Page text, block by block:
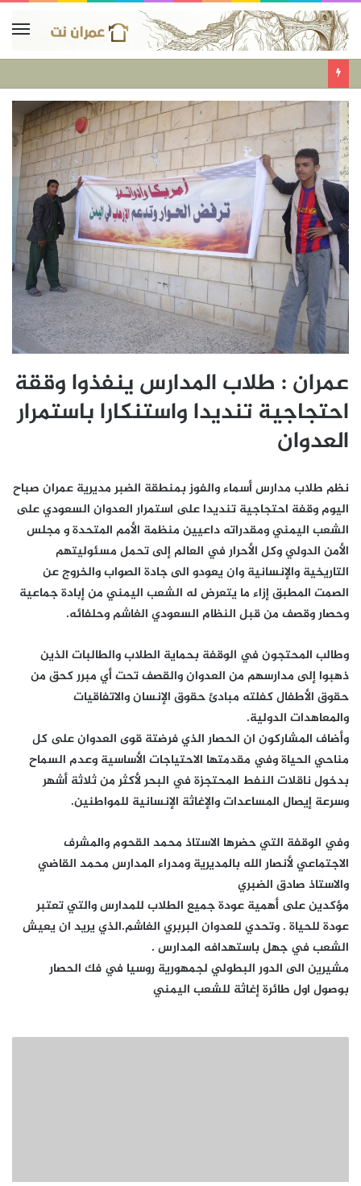
عمران : طلاب المدارس ينفذوا وققة
احتجاجية تنديدا واستنكارا باستمرار
العدوان
نظم طلاب مدارس أسماء والفوز بمنطقة الضبر مديرية عمران صباح
اليوم وقفة احتجاجية تنديدا على استمرار العدوان السعودي على
الشعب اليمني ومقدراته داعيين منظمة الأمم المتحدة و مجلس
الأمن الدولي وكل الأحرار في العالم إلى تحمل مسئوليتهم
التاريخية والإنسانية وان يعودو الى جادة الصواب والخروج عن
الصمت المطبق إزاء ما يتعرض له الشعب اليمني من إبادة جماعية
وحصار وقصف من قبل النظام السعودي الغاشم وحلفائه.
وطالب المحتجون في الوقفة بحماية الطلاب والطالبات الذين
ذهبوا إلى مدارسهم من العدوان والقصف تحت أي مبرر كحق من
حقوق الأطفال كفلته مبادئ حقوق الإنسان والاتفاقيات
والمعاهدات الدولية.
وأضاف المشاركون ان الحصار الذي فرضتة قوى العدوان على كل
مناحي الحياة وفي مقدمتها الاحتياجات الأساسية وعدم السماح
بدخول ناقلات النفط المحتجزة في البحر لأكثر من ثلاثة أشهر
وسرعة إيصال المساعدات والإغاثة الإنسانية للمواطنين.
وفي الوقفة التي حضرها الاستاذ محمد القحوم والمشرف
الاجتماعي لأنصار الله بالمديرية ومدراء المدارس محمد القاضي
والاستاذ صادق الضبري
مؤكدين على أهمية عودة جميع الطلاب للمدارس والتي تعتبر
عودة للحياة . وتحدي للعدوان البربري الغاشم.الذي يريد ان يعيش
الشعب في جهل باستهدافه المدارس .
مشيرين الى الدور البطولي لجمهورية روسيا في فك الحصار
بوصول اول طائرة إغاثة للشعب اليمني